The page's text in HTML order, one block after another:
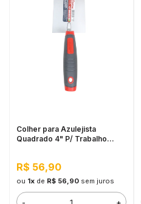
Colher para Azulejista
Quadrado 4" P/ Trabalho
R$ 56,90
ou 1xde R$ 56,90 sem juros
- +